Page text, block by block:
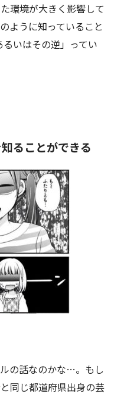
環境が大きく影響して
ように知っていること
いはその逆」ってい
ることができる
の話なのかな…。もし
同じ都道府県出身の芸